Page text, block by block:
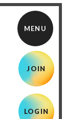
JOIN
LOGIN